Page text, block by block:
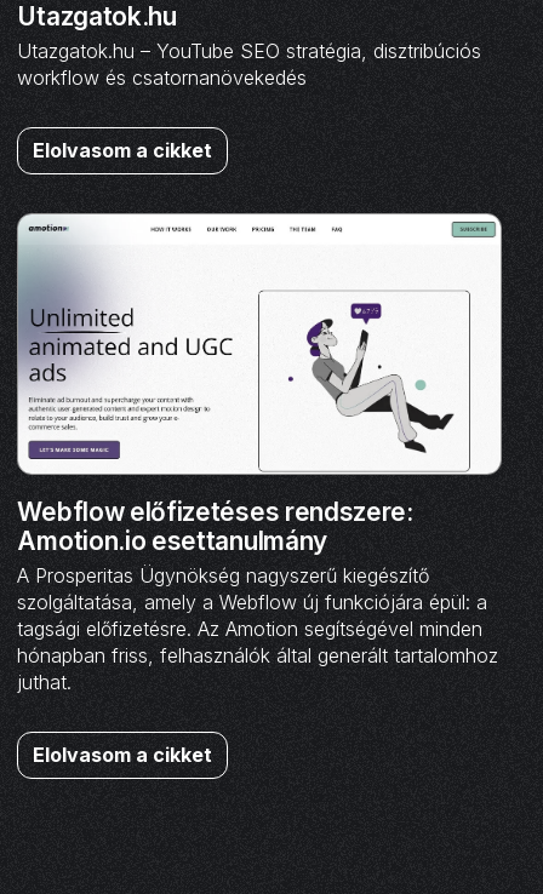
Utazgatok.hu
Utazgatok.hu – YouTube SEO stratégia, disztribúciós
workflow és csatornanövekedés
Elolvasom a cikket
Webflow előfizetéses rendszere:
Amotion.io esettanulmány
A Prosperitas Ügynökség nagyszerű kiegészítő
szolgáltatása, amely a Webflow új funkciójára épül: a
tagsági előfizetésre. Az Amotion segítségével minden
hónapban friss, felhasználók által generált tartalomhoz
juthat.
Elolvasom a cikket